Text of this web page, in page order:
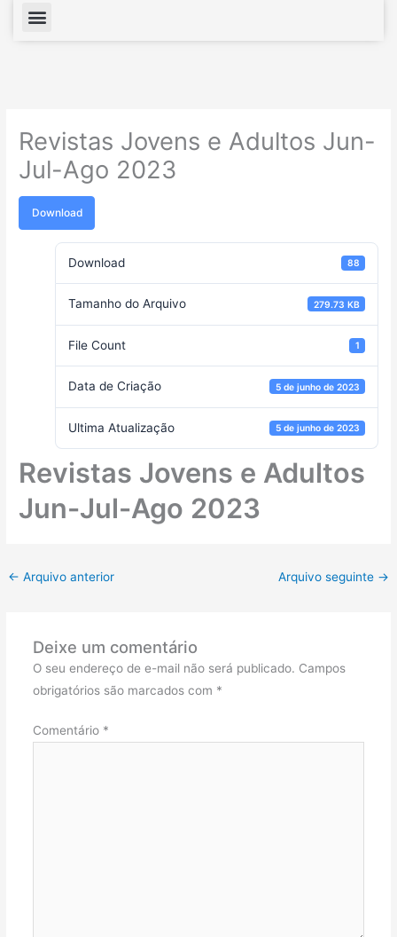
Menu
Revistas Jovens e Adultos Jun-
Jul-Ago 2023
Download
Download 88
Tamanho do Arquivo 279.73 KB
File Count 1
Data de Criação 5 de junho de 2023
Ultima Atualização 5 de junho de 2023
Revistas Jovens e Adultos
Jun-Jul-Ago 2023
← Arquivo anterior Arquivo seguinte →
Deixe um comentário
O seu endereço de e-mail não será publicado. Campos
obrigatórios são marcados com *
Comentário *